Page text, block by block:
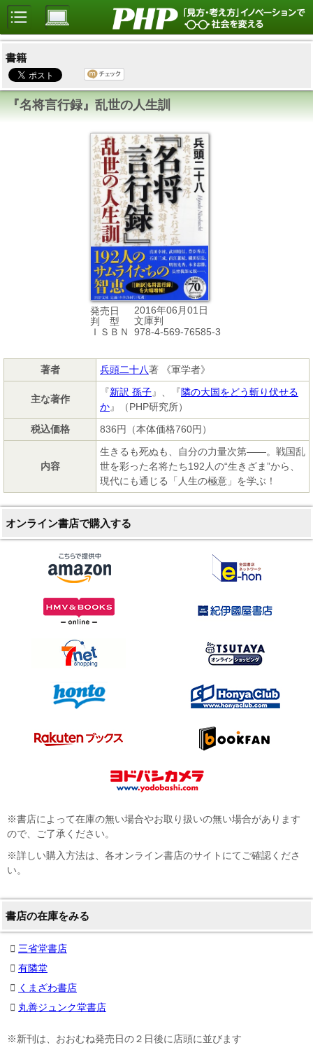
書籍
『名将言行録』乱世の人生訓
発売日
2016年06月01日
判 型
文庫判
ＩＳＢＮ
978-4-569-76585-3
著者 兵頭二十八著 《軍学者》
主な著作
『新訳 孫子』、『隣の大国をどう斬り伏せる
か』（PHP研究所）
税込価格
836円（本体価格760円）
内容
生きるも死ぬも、自分の力量次第――。戦国乱
世を彩った名将たち192人の“生きざま”から、
現代にも通じる「人生の極意」を学ぶ！
オンライン書店で購入する
※書店によって在庫の無い場合やお取り扱いの無い場合があります
ので、ご了承ください。
※詳しい購入方法は、各オンライン書店のサイトにてご確認くださ
い。
書店の在庫をみる
三省堂書店
有隣堂
くまざわ書店
丸善ジュンク堂書店
※新刊は、おおむね発売日の２日後に店頭に並びます